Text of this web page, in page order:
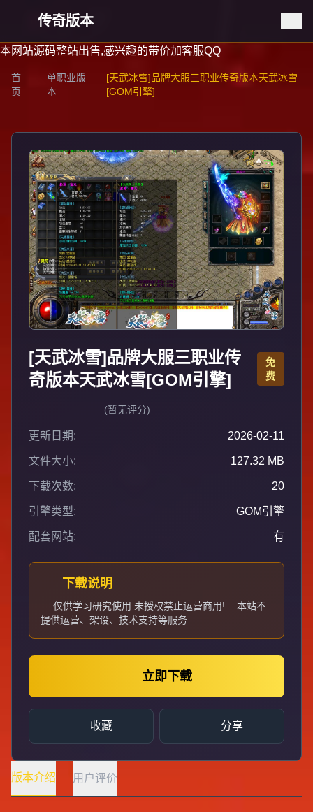
传奇版本
本网站源码整站出售,感兴趣的带价加客服QQ
首
页
单职业版
本
[天武冰雪]品牌大服三职业传奇版本天武冰雪
[GOM引擎]
[天武冰雪]品牌大服三职业传
奇版本天武冰雪[GOM引擎]
免
费
(暂无评分)
更新日期: 2026-02-11
文件大小: 127.32 MB
下载次数: 20
引擎类型: GOM引擎
配套网站: 有
下载说明
仅供学习研究使用.未授权禁止运营商用!
本站不
提供运营、架设、技术支持等服务
立即下载
收藏 分享
版本介绍 用户评价